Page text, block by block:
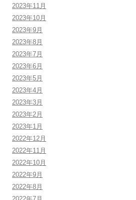
2023年11月
2023年10月
2023年9月
2023年8月
2023年7月
2023年6月
2023年5月
2023年4月
2023年3月
2023年2月
2023年1月
2022年12月
2022年11月
2022年10月
2022年9月
2022年8月